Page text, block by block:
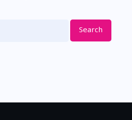
Search